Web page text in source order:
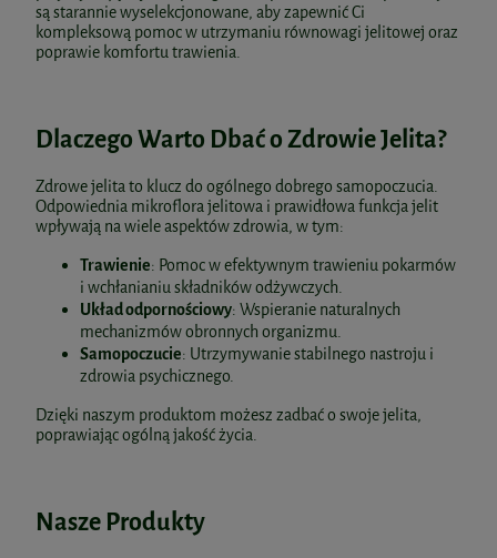
są starannie wyselekcjonowane, aby zapewnić Ci
kompleksową pomoc w utrzymaniu równowagi jelitowej oraz
poprawie komfortu trawienia.
Dlaczego Warto Dbać o Zdrowie Jelita?
Zdrowe jelita to klucz do ogólnego dobrego samopoczucia.
Odpowiednia mikroflora jelitowa i prawidłowa funkcja jelit
wpływają na wiele aspektów zdrowia, w tym:
Trawienie: Pomoc w efektywnym trawieniu pokarmów
i wchłanianiu składników odżywczych.
Układ odpornościowy: Wspieranie naturalnych
mechanizmów obronnych organizmu.
Samopoczucie: Utrzymywanie stabilnego nastroju i
zdrowia psychicznego.
Dzięki naszym produktom możesz zadbać o swoje jelita,
poprawiając ogólną jakość życia.
Nasze Produkty